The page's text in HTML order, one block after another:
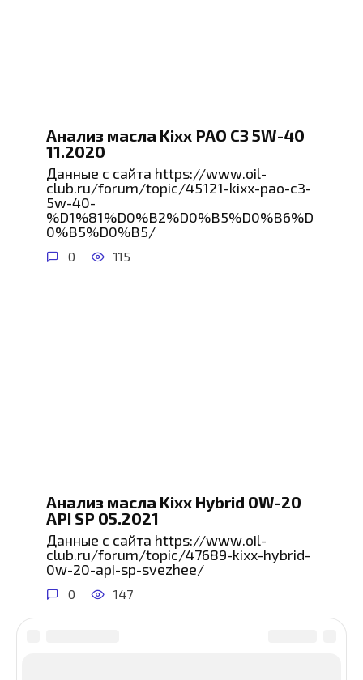
Анализ масла Kixx PAO C3 5W-40
11.2020
Данные с сайта https://www.oil-
club.ru/forum/topic/45121-kixx-pao-c3-
5w-40-
%D1%81%D0%B2%D0%B5%D0%B6%D
0%B5%D0%B5/
0 115
Анализ масла Kixx Hybrid 0W-20
API SP 05.2021
Данные с сайта https://www.oil-
club.ru/forum/topic/47689-kixx-hybrid-
0w-20-api-sp-svezhee/
0 147